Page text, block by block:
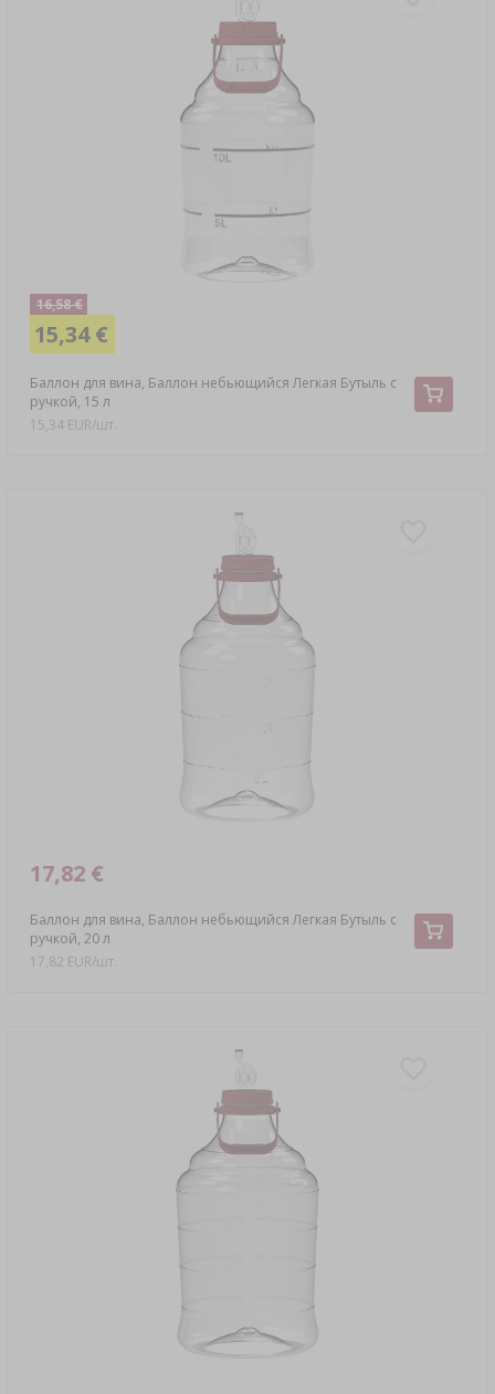
Баллон для вина, Баллон небьющийся Легкая Бутыль с
ручкой, 15 л
16,58 €
15,34 €
15,34 EUR/шт.
Баллон для вина, Баллон небьющийся Легкая Бутыль с
ручкой, 20 л
17,82 €
17,82 EUR/шт.